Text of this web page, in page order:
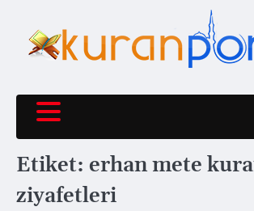
content
Etiket: erhan mete
ziyafetleri